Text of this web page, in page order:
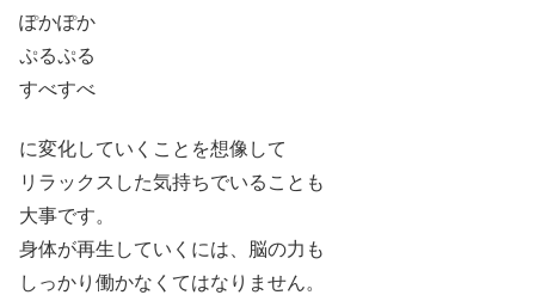
ぽかぽか
ぷるぷる
すべすべ
に変化していくことを想像して
リラックスした気持ちでいることも
大事です。
身体が再生していくには、脳の力も
しっかり働かなくてはなりません。